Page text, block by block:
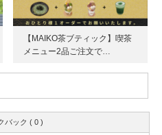
【MAIKO茶ブティック】喫茶
メニュー2品ご注文で…
バック ( 0 )